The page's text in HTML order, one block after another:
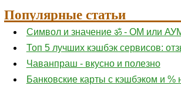
Популярные статьи
Символ и значение ॐ - ОМ или
Топ 5 лучших кэшбэк сервисов:
Чаванпраш - вкусно и полезно
Банковские карты с кэшбэком и %